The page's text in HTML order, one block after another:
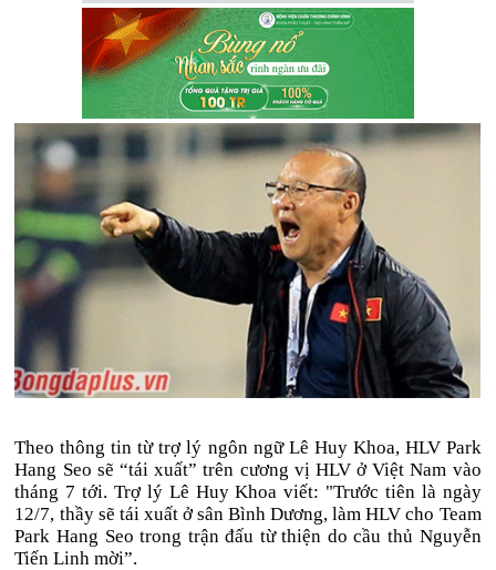
Theo thông tin từ trợ lý ngôn ngữ Lê Huy Khoa, HLV Park
Hang Seo sẽ “tái xuất” trên cương vị HLV ở Việt Nam vào
tháng 7 tới. Trợ lý Lê Huy Khoa viết: "Trước tiên là ngày
12/7, thầy sẽ tái xuất ở sân Bình Dương, làm HLV cho Team
Park Hang Seo trong trận đấu từ thiện do cầu thủ Nguyễn
Tiến Linh mời”.